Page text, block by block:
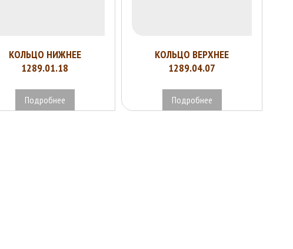
КОЛЬЦО НИЖНЕЕ
1289.01.18
Подробнее
КОЛЬЦО ВЕРХНЕЕ
1289.04.07
Подробнее